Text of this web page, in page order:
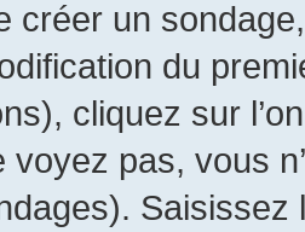
créer un
du
cliquez sur
voyez pas, vous